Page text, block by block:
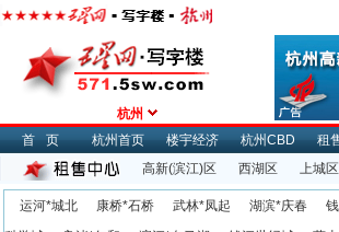
杭州
首页
杭州首页 楼宇经济 杭州CBD 租
高新(滨江)区
西湖区 上城区
运河*城北 康桥*石桥 武林*凤起 湖滨*庆春